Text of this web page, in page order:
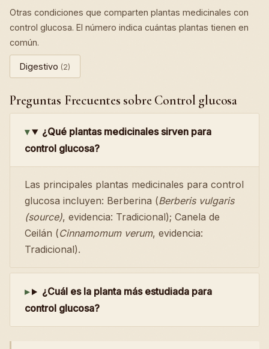
Otras condiciones que comparten plantas medicinales con
control glucosa. El número indica cuántas plantas tienen en
común.
Digestivo (2)
Preguntas Frecuentes sobre Control glucosa
¿Qué plantas medicinales sirven para
control glucosa?
Las principales plantas medicinales para control
glucosa incluyen: Berberina (Berberis vulgaris
(source), evidencia: Tradicional); Canela de
Ceilán (Cinnamomum verum, evidencia:
Tradicional).
¿Cuál es la planta más estudiada para
control glucosa?